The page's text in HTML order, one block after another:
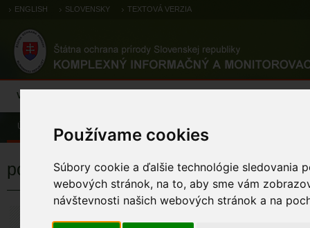
Používame cookies
Súbory cookie a ďalšie technológie sledovania
webových stránok, na to, aby sme vám
návštevnosti našich webových stránok a na
ENGLISH SLOVENSKY TEXTOVÁ VERZIA
Výsledky monitoringu
Úvod Pozorovania a výskytové dáta
pohánkovec japonský